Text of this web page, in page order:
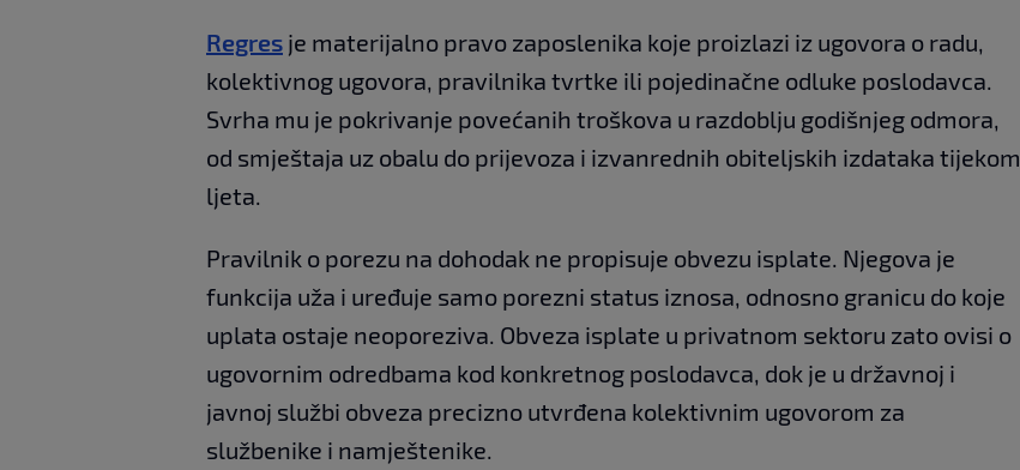
Regres je materijalno pravo zaposlenika koje proizlazi iz ugovora o radu,
kolektivnog ugovora, pravilnika tvrtke ili pojedinačne odluke poslodavca.
Svrha mu je pokrivanje povećanih troškova u razdoblju godišnjeg odmora,
od smještaja uz obalu do prijevoza i izvanrednih obiteljskih izdataka tijekom
ljeta.
Pravilnik o porezu na dohodak ne propisuje obvezu isplate. Njegova je
funkcija uža i uređuje samo porezni status iznosa, odnosno granicu do koje
uplata ostaje neoporeziva. Obveza isplate u privatnom sektoru zato ovisi o
ugovornim odredbama kod konkretnog poslodavca, dok je u državnoj i
javnoj službi obveza precizno utvrđena kolektivnim ugovorom za
službenike i namještenike.